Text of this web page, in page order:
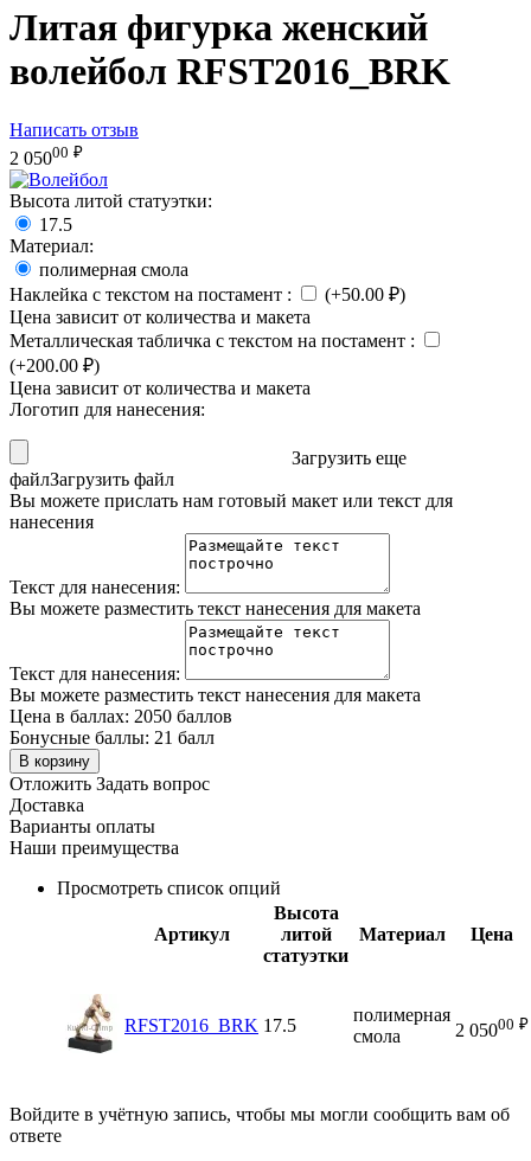
Литая фигурка женский
волейбол RFST2016_BRK
Написать отзыв
2 05000 ₽
Высота литой статуэтки:
17.5
Материал:
полимерная смола
Наклейка с текстом на постамент : (+50.00 ₽)
Цена зависит от количества и макета
Металлическая табличка с текстом на постамент :
(+200.00 ₽)
Цена зависит от количества и макета
Логотип для нанесения:
Загрузить еще
файлЗагрузить файл
Вы можете прислать нам готовый макет или текст для
нанесения
Текст для нанесения:
Вы можете разместить текст нанесения для макета
Текст для нанесения:
Вы можете разместить текст нанесения для макета
Цена в баллах: 2050 баллов
Бонусные баллы: 21 балл
В корзину
Отложить Задать вопрос
Доставка
Варианты оплаты
Наши преимущества
Просмотреть список опций
Артикул
Высота
литой
статуэтки
Материал Цена
RFST2016_BRK 17.5
полимерная
смола
2 05000 ₽
Войдите в учётную запись, чтобы мы могли сообщить вам об
ответе